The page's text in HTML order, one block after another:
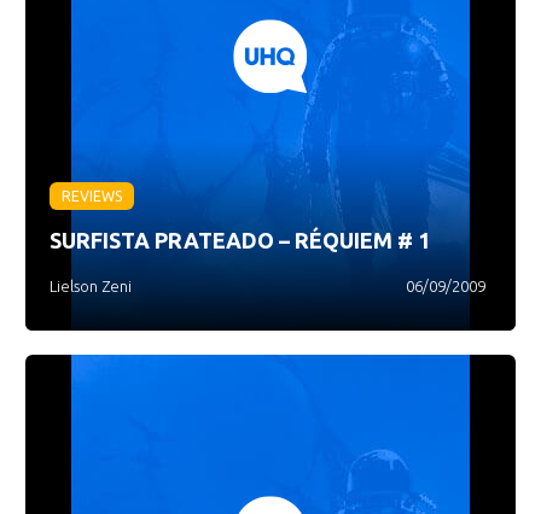
REVIEWS
SURFISTA PRATEADO – RÉQUIEM # 1
Lielson Zeni 06/09/2009